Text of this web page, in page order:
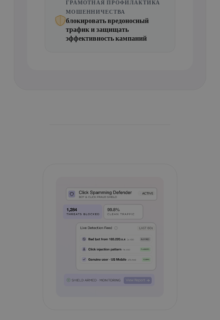
ГРАМОТНАЯ ПРОФИЛАКТИКА
МОШЕННИЧЕСТВА
блокировать вредоносный
трафик и защищать
эффективность кампаний